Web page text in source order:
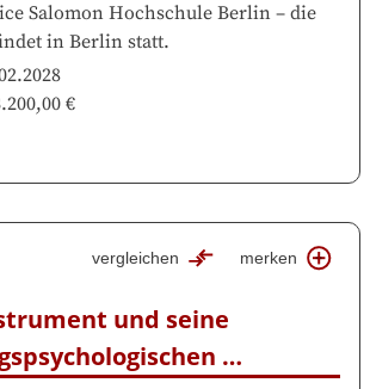
Salomon Hochschule Berlin – die
in Berlin statt.
€
und seine
vergleichen merken